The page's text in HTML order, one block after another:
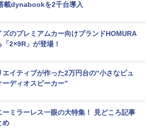
載dynabookを2千台導入
ズのプレミアムカー向けブランドHOMURA
「2×9R」が登場！
エイティブが作った2万円台の“小さなピュ
ーディオスピーカー”
ーミラーレス一眼の大特集！ 見どころ記事
め